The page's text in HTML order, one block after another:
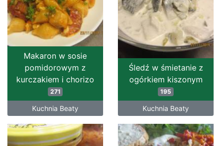
Makaron w sosie
pomidorowym z
kurczakiem i chorizo
271
Kuchnia Beaty
Śledź w śmietanie z
ogórkiem kiszonym
195
Kuchnia Beaty